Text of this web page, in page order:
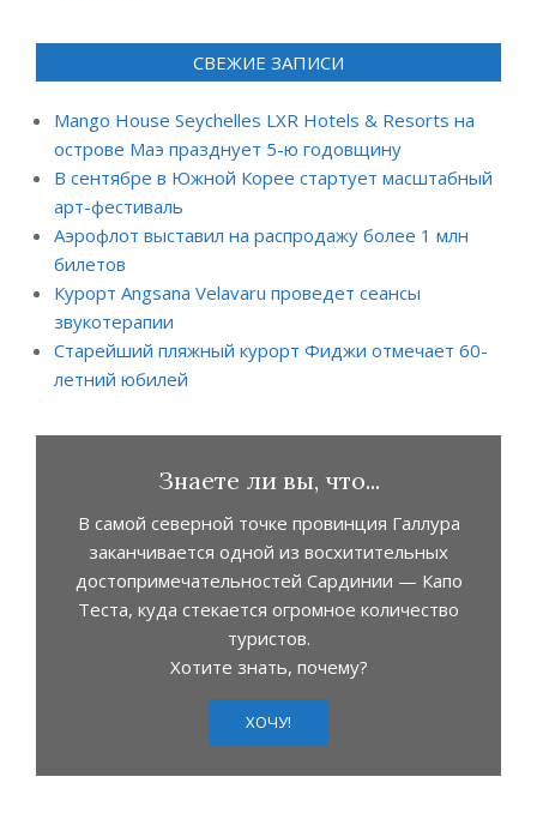
СВЕЖИЕ ЗАПИСИ
Mango House Seychelles LXR Hotels & Resorts на
острове Маэ празднует 5-ю годовщину
В сентябре в Южной Корее стартует масштабный
арт-фестиваль
Аэрофлот выставил на распродажу более 1 млн
билетов
Курорт Angsana Velavaru проведет сеансы
звукотерапии
Старейший пляжный курорт Фиджи отмечает 60-
летний юбилей
Знаете ли вы, что...
В самой северной точке провинция Галлура
заканчивается одной из восхитительных
достопримечательностей Сардинии — Капо
Теста, куда стекается огромное количество
туристов.
Хотите знать, почему?
ХОЧУ!